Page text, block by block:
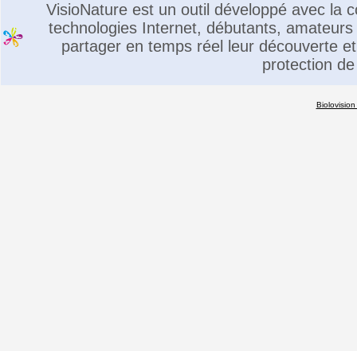
VisioNature est un outil développé avec la
technologies Internet, débutants,
partager en temps réel leur découverte
protection
Biolovision